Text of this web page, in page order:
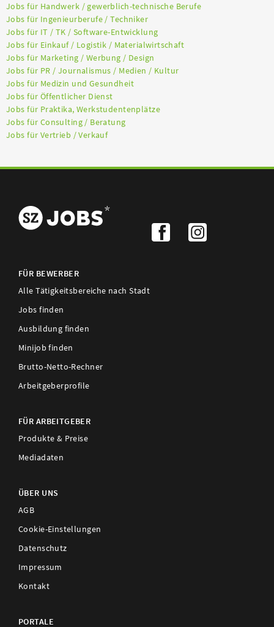
Jobs für Handwerk / gewerblich-technische Berufe
Jobs für Ingenieurberufe / Techniker
Jobs für IT / TK / Software-Entwicklung
Jobs für Einkauf / Logistik / Materialwirtschaft
Jobs für Marketing / Werbung / Design
Jobs für PR / Journalismus / Medien / Kultur
Jobs für Medizin und Gesundheit
Jobs für Öffentlicher Dienst
Jobs für Praktika, Werkstudentenplätze
Jobs für Consulting / Beratung
Jobs für Vertrieb / Verkauf
FÜR BEWERBER
Alle Tätigkeitsbereiche nach Stadt
Jobs finden
Ausbildung finden
Minijob finden
Brutto-Netto-Rechner
Arbeitgeberprofile
FÜR ARBEITGEBER
Produkte & Preise
Mediadaten
ÜBER UNS
AGB
Cookie-Einstellungen
Datenschutz
Impressum
Kontakt
PORTALE